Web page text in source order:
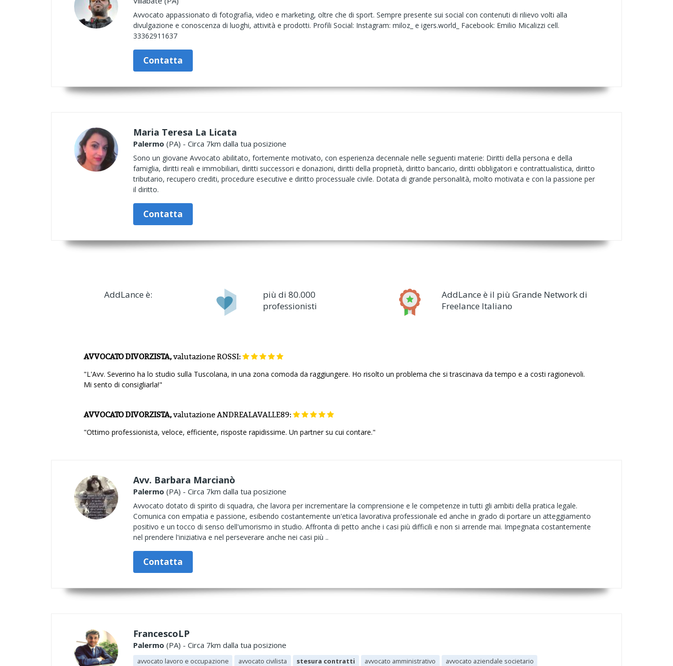
Avvocato appassionato di fotografia, video e marketing, oltre che di sport. Sempre presente sui social con contenuti di rilievo volti alla
divulgazione e conoscenza di luoghi, attività e prodotti. Profili Social: Instagram: miloz_ e igers.world_ Facebook: Emilio Micalizzi cell.
33362911637
Contatta
Maria Teresa La Licata
Palermo (PA) - Circa 7km dalla tua posizione
Sono un giovane Avvocato abilitato, fortemente motivato, con esperienza decennale nelle seguenti materie: Diritti della persona e della
famiglia, diritti reali e immobiliari, diritti successori e donazioni, diritti della proprietà, diritto bancario, diritti obbligatori e contrattualistica, diritto
tributario, recupero crediti, procedure esecutive e diritto processuale civile. Dotata di grande personalità, molto motivata e con la passione per
il diritto.
Contatta
AddLance è:
più di 80.000
professionisti
AddLance è il più Grande Network di
Freelance Italiano
AVVOCATO DIVORZISTA,valutazioneROSSI:
"L'Avv. Severino ha lo studio sulla Tuscolana, in una zona comoda da raggiungere. Ho risolto un problema che si trascinava da tempo e a costi ragionevoli.
Mi sento di consigliarla!"
AVVOCATO DIVORZISTA,valutazioneANDREALAVALLE89:
"Ottimo professionista, veloce, efficiente, risposte rapidissime. Un partner su cui contare."
Avv. Barbara Marcianò
Palermo (PA) - Circa 7km dalla tua posizione
Avvocato dotato di spirito di squadra, che lavora per incrementare la comprensione e le competenze in tutti gli ambiti della pratica legale.
Comunica con empatia e passione, esibendo costantemente un'etica lavorativa professionale ed anche in grado di portare un atteggiamento
positivo e un tocco di senso dell'umorismo in studio. Affronta di petto anche i casi più difficili e non si arrende mai. Impegnata costantemente
nel prendere l'iniziativa e nel perseverare anche nei casi più ..
Contatta
FrancescoLP
Palermo (PA) - Circa 7km dalla tua posizione
avvocato lavoro e occupazione avvocato civilista stesura contratti avvocato amministrativo
avvocato aziendale societario